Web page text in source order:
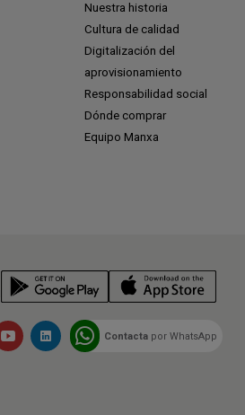
Nuestra historia
Cultura de calidad
Digitalización del
aprovisionamiento
Responsabilidad social
Dónde comprar
Equipo Manxa
Contacta por WhatsApp